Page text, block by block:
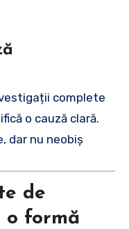
complete
o cauză clară.
dar nu neobiș
de
o formă